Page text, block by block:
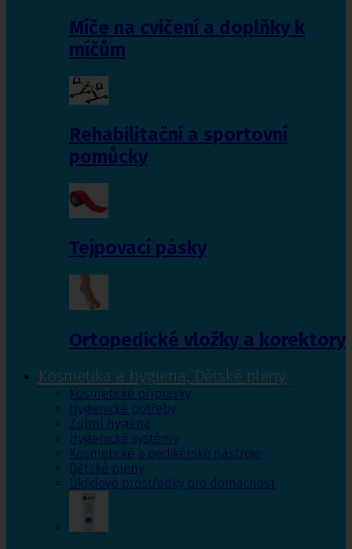
Míče na cvičení a doplňky k
míčům
Rehabilitační a sportovní
pomůcky
Tejpovací pásky
Ortopedické vložky a korektory
Kosmetika a hygiena, Dětské pleny
Kosmetické přípravky
Hygienické potřeby
Zubní hygiena
Hygienické systémy
Kosmetické a pedikérské nástroje
Dětské pleny
Úklidové prostředky pro domácnost